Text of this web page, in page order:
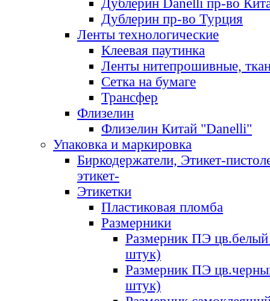
Дублерин Danelli пр-во
Дублерин пр-во Турция
Ленты технологические
Клеевая паутинка
Ленты нитепрошивные,
Сетка на бумаге
Трансфер
Флизелин
Флизелин Китай "Danelli"
Упаковка и маркировка
Биркодержатели, Этикет-
этикет-
Этикетки
Пластиковая пломба
Размерники
Размерник ПЭ цв.белый
штук)
Размерник ПЭ
штук)